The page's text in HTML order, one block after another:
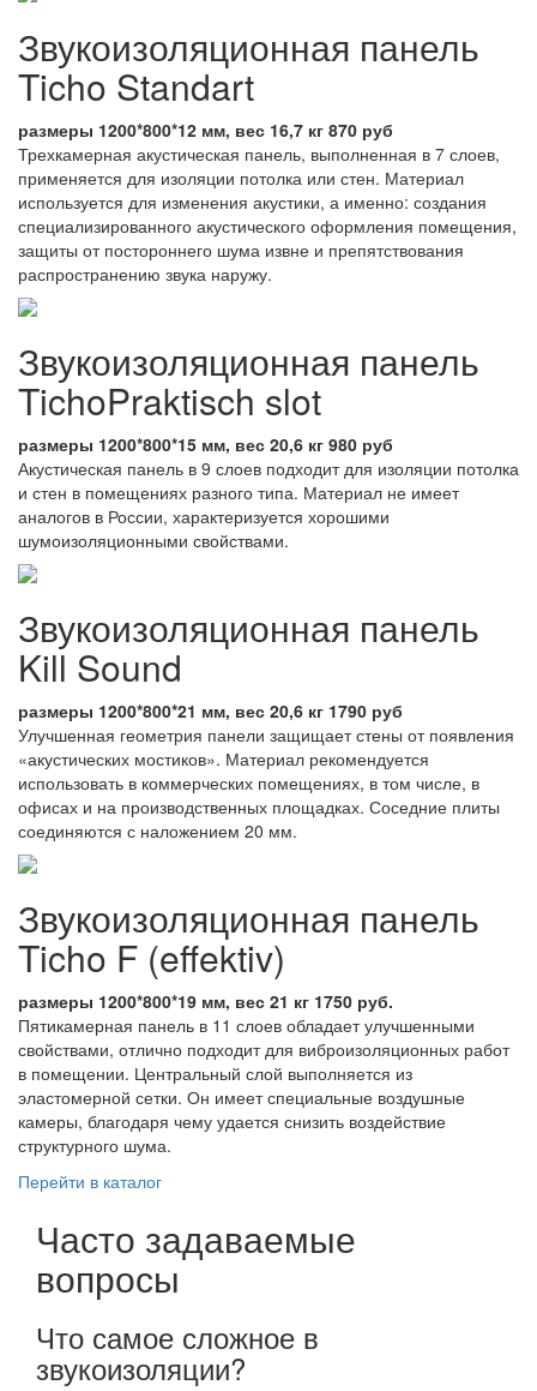
Звукоизоляционная панель
Ticho Standart
размеры 1200*800*12 мм, вес 16,7 кг 870 руб
Трехкамерная акустическая панель, выполненная в 7 слоев,
применяется для изоляции потолка или стен. Материал
используется для изменения акустики, а именно: создания
специализированного акустического оформления помещения,
защиты от постороннего шума извне и препятствования
распространению звука наружу.
Звукоизоляционная панель
TichoPraktisch slot
размеры 1200*800*15 мм, вес 20,6 кг 980 руб
Акустическая панель в 9 слоев подходит для изоляции потолка
и стен в помещениях разного типа. Материал не имеет
аналогов в России, характеризуется хорошими
шумоизоляционными свойствами.
Звукоизоляционная панель
Kill Sound
размеры 1200*800*21 мм, вес 20,6 кг 1790 руб
Улучшенная геометрия панели защищает стены от появления
«акустических мостиков». Материал рекомендуется
использовать в коммерческих помещениях, в том числе, в
офисах и на производственных площадках. Соседние плиты
соединяются с наложением 20 мм.
Звукоизоляционная панель
Ticho F (effektiv)
размеры 1200*800*19 мм, вес 21 кг 1750 руб.
Пятикамерная панель в 11 слоев обладает улучшенными
свойствами, отлично подходит для виброизоляционных работ
в помещении. Центральный слой выполняется из
эластомерной сетки. Он имеет специальные воздушные
камеры, благодаря чему удается снизить воздействие
структурного шума.
Перейти в каталог
Часто задаваемые
вопросы
Что самое сложное в
звукоизоляции?